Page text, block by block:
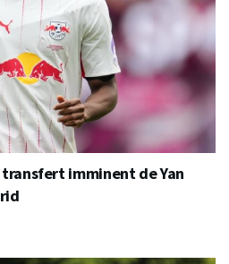
transfert imminent de Yan